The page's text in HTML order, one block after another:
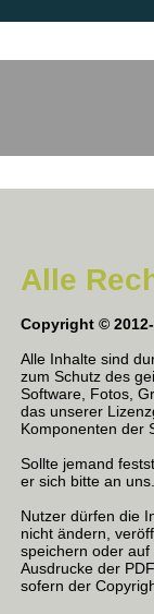
Alle
Copyright ©
Alle Inhalte sind
zum Schutz des
Software, Fotos,
das unserer
Komponenten der
Sollte jemand
er sich bitte an uns.
Nutzer dürfen die
nicht ändern,
speichern oder
Ausdrucke der
sofern der